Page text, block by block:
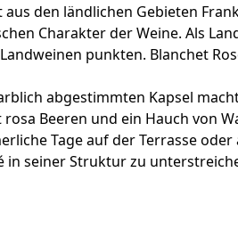
den ländlichen Gebieten
Charakter der Weine. Als
punkten. Blanchet
abgestimmten Kapsel
Beeren und ein Hauch von
Tage auf der Terrasse oder
seiner Struktur zu